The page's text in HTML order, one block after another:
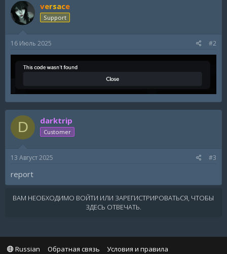
versace
Support
16 Июль 2025 #2
D darktrip
Customer
13 Август 2025 #3
report
ВАМ НЕОБХОДИМО ВОЙТИ ИЛИ ЗАРЕГИСТРИРОВАТЬСЯ, ЧТОБЫ
ЗДЕСЬ ОТВЕЧАТЬ.
Russian Обратная связь
Условия и правила